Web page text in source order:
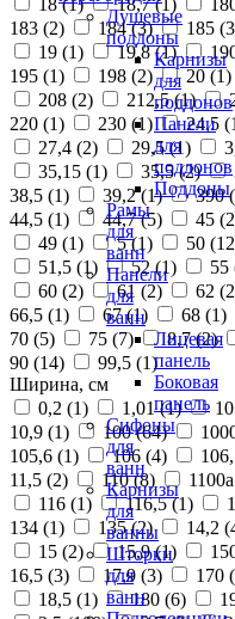
Душевые
поддоны
Карнизы
для
поддонов
Панели
для
поддонов
Поддоны
Рамы
для
ванн
Панели
для
ванн
Лицевая
панель
Боковая
панель
Сифоны
для
ванн
Карнизы
для
ванны
Шторки
для
ванн
183 (2) 184 (3) 185 (3
19 (1) 19,8 (1)
195 (1) 198 (2) 20 (1)
208 (2) 212,5 (1)
220 (1) 230 (1) 24,5 (
27,4 (2) 29,5 (1)
35,15 (1) 35,5 (2)
38,5 (1) 39,2 (1) 390 (
44,5 (1) 44,7 (5) 45 (
49 (1) 5 (1) 50 (12
51,5 (1) 52 (1) 55
60 (2) 61 (2) 62 (2
66,5 (1) 67 (1) 68 (1)
70 (5) 75 (7) 8,7 (2)
90 (14) 99,5 (1)
Ширина, см
0,2 (1) 1,01 (1)
10,9 (1) 100 (64)
105,6 (1) 106 (4)
11,5 (2) 110 (8)
116 (1) 116,5 (1)
134 (1) 135 (2) 14,2 (
15 (2) 15,9 (1)
16,5 (3) 17,9 (3) 170 (
18,5 (1) 180 (6)